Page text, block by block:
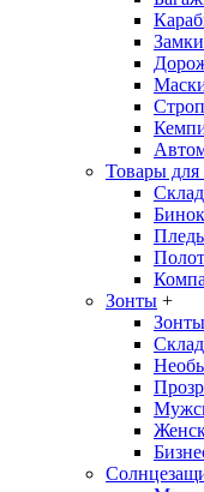
Товары для
Зонты +